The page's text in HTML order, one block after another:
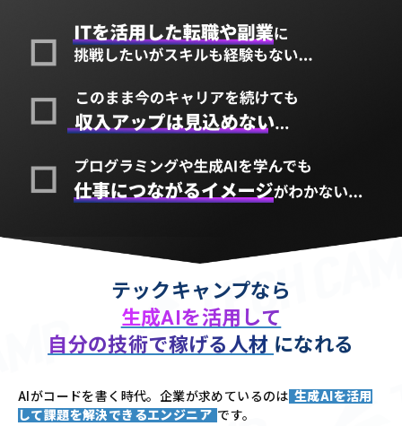
テックキャンプなら
生成AIを活用して
自分の技術で稼げる人材 になれる
AIがコードを書く時代。企業が求めているのは 生成AIを活用
して課題を解決できるエンジニア です。